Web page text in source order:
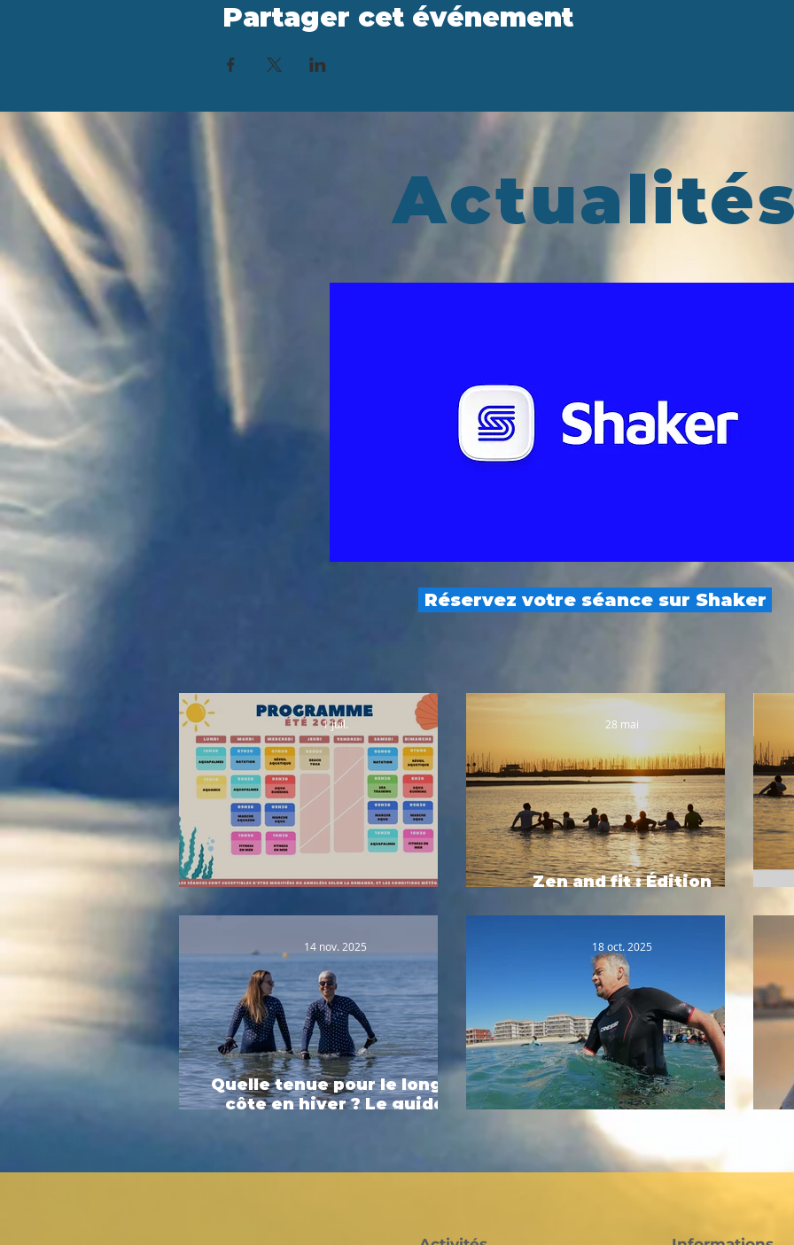
Partager cet événement
Réservez votre séance sur Shaker
1 juil.
Zen and fit : Édition
28 mai
Quelle tenue pour le longe-
côte en hiver ? Le guide
14 nov. 2025
Portrait n°2 : Fabrice
18 oct. 2025